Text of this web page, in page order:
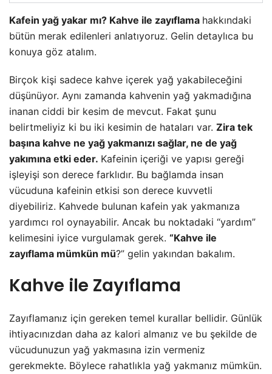
Kafein yağ yakar mı? Kahve ile zayıflama hakkındaki
bütün merak edilenleri anlatıyoruz. Gelin detaylıca bu
konuya göz atalım.
Birçok kişi sadece kahve içerek yağ yakabileceğini
düşünüyor. Aynı zamanda kahvenin yağ yakmadığına
inanan ciddi bir kesim de mevcut. Fakat şunu
belirtmeliyiz ki bu iki kesimin de hataları var. Zira tek
başına kahve ne yağ yakmanızı sağlar, ne de yağ
yakımına etki eder. Kafeinin içeriği ve yapısı gereği
işleyişi son derece farklıdır. Bu bağlamda insan
vücuduna kafeinin etkisi son derece kuvvetli
diyebiliriz. Kahvede bulunan kafein yak yakmanıza
yardımcı rol oynayabilir. Ancak bu noktadaki “yardım”
kelimesini iyice vurgulamak gerek. “Kahve ile
zayıflama mümkün mü?” gelin yakından bakalım.
Kahve ile Zayıflama
Zayıflamanız için gereken temel kurallar bellidir. Günlük
ihtiyacınızdan daha az kalori almanız ve bu şekilde de
vücudunuzun yağ yakmasına izin vermeniz
gerekmekte. Böylece rahatlıkla yağ yakmanız mümkün.